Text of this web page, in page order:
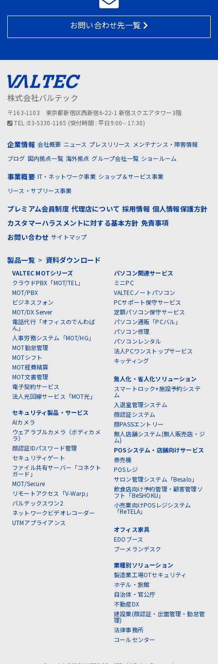
お問い合わせ先一覧
株式会社バルテック
〒163-1103 東京都新宿区西新宿6-22-1 新宿スクエアタワー3階
TEL :03-5330-1165 (受付時間 : 平日9:00∼17:30)
企業情報 会社概要 ニュース プレスリリース
メンテナンス・障害情報
ブログ 国内拠点一覧 海外拠点 グループ会社一覧 ショールーム
事業概要 IT・ネットワーク事業 ショップ＆サービス事業
リース・サブリース事業
プレミアム会員制度 代理店について 採用情報 個人情報保護方針
カスタマーハラスメントに対する基本方針 免責事項
お問い合わせ サイトマップ
製品一覧> 資料ダウンロード
VALTEC MOTシリーズ
クラウドPBX「MOT/TEL」
MOT/PBX
ビジネスフォン
MOT/DX Server
電話代行「オフィスのでんわば
ん」
人事労務システム「MOT/HG」
MOT勤怠管理
MOTシフト
MOT経費精算
MOT文書管理
電子契約サービス
法人光回線サービス「MOT光」
セキュリティ製品・サービス
AIカメラ
ウェアラブルカメラ（ボディカメ
ラ）
顔認証IDパスワード管理
セキュリティゲート
ファイル共有サーバー「コネクト
ガード」
MOT/Secure
リモートアクセス「V-Warp」
バルテックスワン2
ネットワークビデオレコーダー
UTMアプライアンス
パソコン関連サービス
ミニPC
VALTECノートパソコン
PCサポート保守サービス
定額パソコン保守サービス
パソコン通販「PCバル」
パソコン修理
パソコンレンタル
法人PCワンストップサービス
キッティング
無人化・省人化ソリューション
スマートロック+施設予約システ
ム
入退室管理システム
顔認証システム
顔PASSエントリー
無人店舗システム(無人販売店・ジ
ム)
POSシステム・店舗向けサービス
券売機
POSレジ
サロン管理システム「Besalo」
飲食店向け予約管理・顧客管理ソ
フト「BeSHOKU」
小売業向けPOSレジシステム
「ReTELA」
オフィス家具
EDOブース
ブーメランデスク
業種別ソリューション
製造業工場OTセキュリティ
ホテル・旅館
自治体・官公庁
不動産DX
建設業(顔認証・出面管理・勤怠管
理)
法律事務所
コールセンター